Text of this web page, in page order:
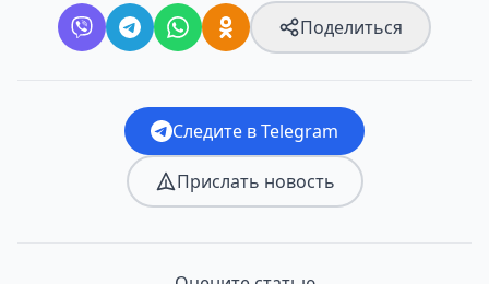
Поделиться
Следите в Telegram
Прислать новость